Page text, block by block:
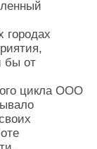
городах
бы от
цикла ООО